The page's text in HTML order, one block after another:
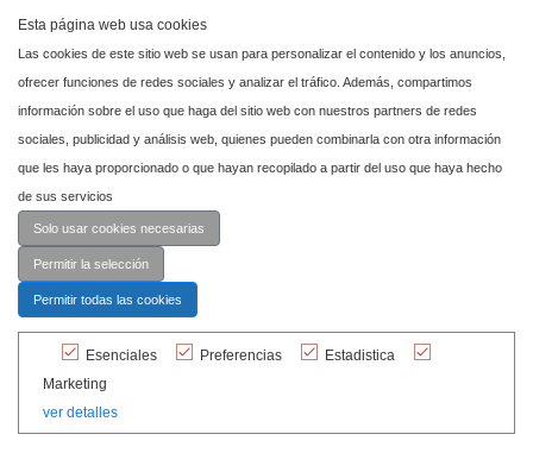
Esta página web usa cookies
Las cookies de este sitio web se usan para personalizar el contenido y los anuncios,
ofrecer funciones de redes sociales y analizar el tráfico. Además, compartimos
información sobre el uso que haga del sitio web con nuestros partners de redes
sociales, publicidad y análisis web, quienes pueden combinarla con otra información
que les haya proporcionado o que hayan recopilado a partir del uso que haya hecho
de sus servicios
Solo usar cookies necesarias
Permitir la selección
Permitir todas las cookies
Esenciales Preferencias
Estadistica
Marketing
ver detalles